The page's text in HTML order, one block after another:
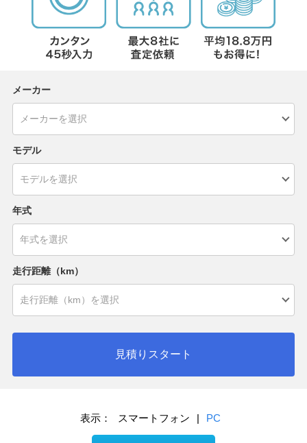
メーカー
モデル
年式
走行距離（km）
見積りスタート
表示： スマートフォン | PC